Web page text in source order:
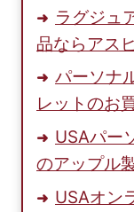
る
に
ラグジュ
品ならアス
パーソナ
レットのお
USAパー
のアップル
USAオン